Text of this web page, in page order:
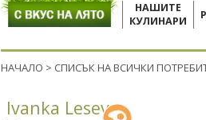
НАШИТЕ
КУЛИНАРИ
НАЧАЛО > СПИСЪК НА ВСИЧКИ
Ivanka Leseva